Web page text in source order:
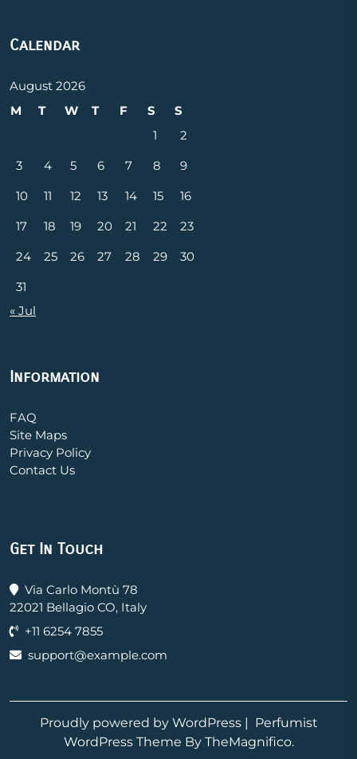
Calendar
August 2026
M
T W T F S
S
1
2
3
4 5 6 7 8
9
10
11 12 13 14 15
16
17
18 19 20 21 22
23
24
25 26 27 28 29
30
31
« Jul
Information
FAQ
Site Maps
Privacy Policy
Contact Us
Get In Touch
Via Carlo Montù 78
22021 Bellagio CO, Italy
+11 6254 7855
support@example.com
Proudly powered by WordPress | Perfumist
WordPress Theme By TheMagnifico.